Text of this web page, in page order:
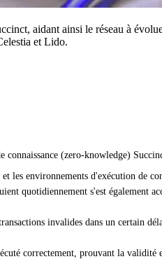
aidant ainsi le réseau à
et Lido.
(zero-knowledge)
environnements d'exécution de
quotidiennement s'est également
invalides dans un certain
correctement, prouvant la